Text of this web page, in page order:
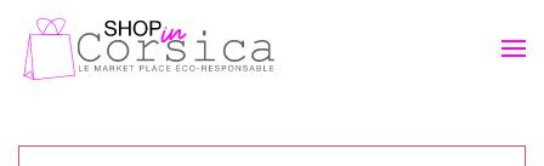
Passer au contenu principal